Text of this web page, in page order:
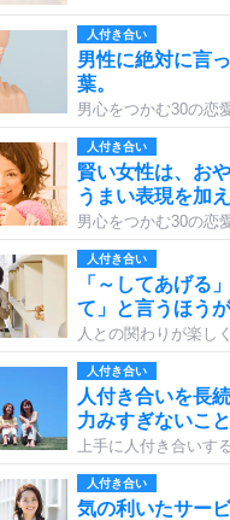
人付き合い
男性に絶対に言
葉。
男心をつかむ30の恋
人付き合い
賢い女性は、お
うまい表現を加え
男心をつかむ30の恋
人付き合い
「～してあげる
て」と言うほう
人との関わりが楽し
人付き合い
人付き合いを長
力みすぎないこと
上手に人付き合いす
人付き合い
気の利いたサー